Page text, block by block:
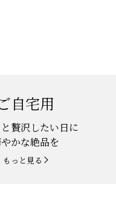
自宅用
贅沢したい日に
かな絶品を
もっと見る